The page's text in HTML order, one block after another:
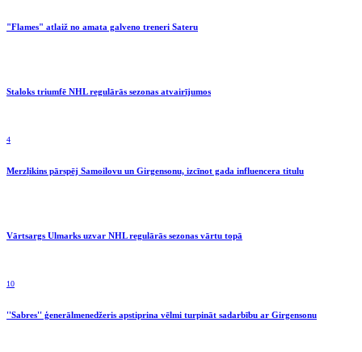
"Flames" atlaiž no amata galveno treneri Sateru
Staloks triumfē NHL regulārās sezonas atvairījumos
4
Merzļikins pārspēj Samoilovu un Girgensonu, izcīnot gada influencera titulu
Vārtsargs Ulmarks uzvar NHL regulārās sezonas vārtu topā
10
''Sabres'' ģenerālmenedžeris apstiprina vēlmi turpināt sadarbību ar Girgensonu